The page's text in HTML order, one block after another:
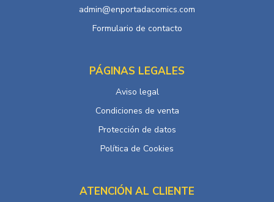
admin@enportadacomics.com
Formulario de contacto
PÁGINAS LEGALES
Aviso legal
Condiciones de venta
Protección de datos
Política de Cookies
ATENCIÓN AL CLIENTE